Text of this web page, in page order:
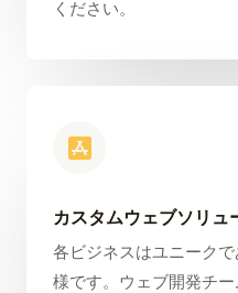
ください。
カスタムウェブソリュ
各ビジネスはユニーク
様です。ウェブ開発チ